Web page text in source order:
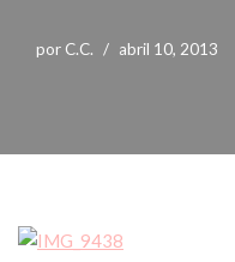
por C.C. abril 10, 2013